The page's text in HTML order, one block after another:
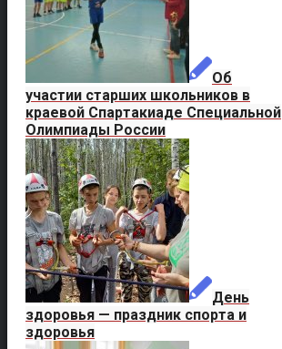
Об
участии старших школьников в
краевой Спартакиаде Специальной
Олимпиады России
День
здоровья — праздник спорта и
здоровья